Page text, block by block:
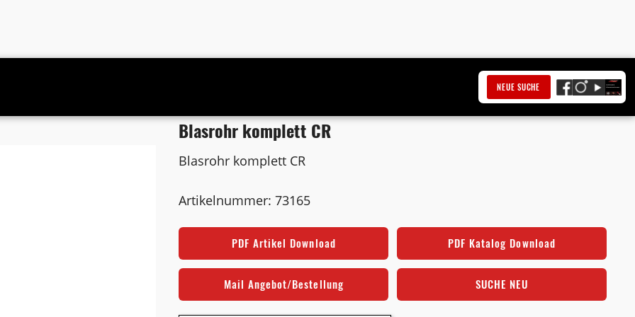
NEUE SUCHE
Blasrohr komplett CR
Blasrohr komplett CR
Artikelnummer: 73165
PDF Artikel Download PDF Katalog Download
Mail Angebot/Bestellung SUCHE NEU